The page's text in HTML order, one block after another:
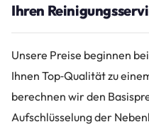
Ihren
Unsere Preise beginnen
Ihnen Top‑Qualität zu
berechnen wir den
Aufschlüsselung der